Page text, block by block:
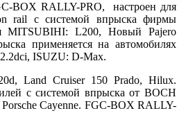
BOX RALLY-PRO, настроен для
rail с системой впрыска фирмы
MITSUBIHI: L200, Новый Pajero
применяется на автомобилях
ISUZU: D-Max.
Land Cruiser 150 Prado, Hilux.
с системой впрыска от BOCH
Cayenne. FGC-BOX RALLY-